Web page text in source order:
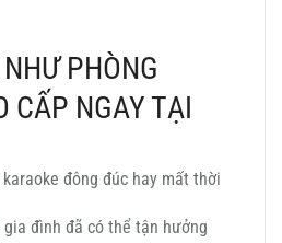
PHÒNG
CẤP NGAY TẠI
đông đúc hay mất thời
đình đã có thể tận hưởng